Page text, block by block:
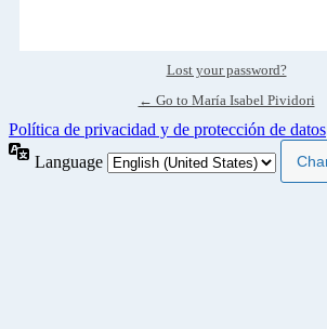
Lost your password?
← Go to María Isabel Pividori
Política de privacidad y de protección de datos
Language